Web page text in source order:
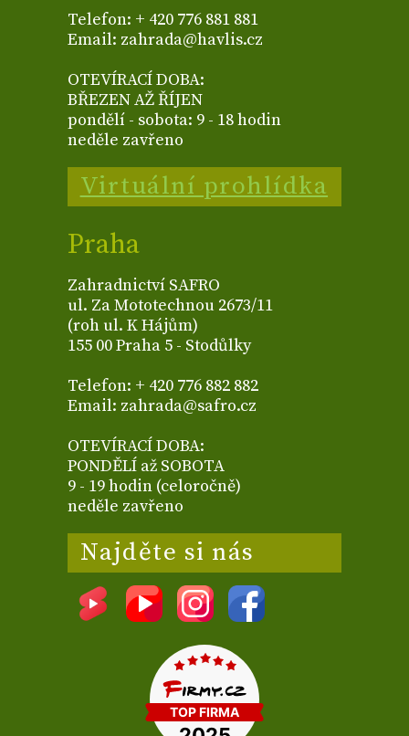
Telefon: + 420 776 881 881
Email: zahrada@havlis.cz
OTEVÍRACÍ DOBA:
BŘEZEN AŽ ŘÍJEN
pondělí - sobota: 9 - 18 hodin
neděle zavřeno
Virtuální prohlídka
Praha
Zahradnictví SAFRO
ul. Za Mototechnou 2673/11
(roh ul. K Hájům)
155 00 Praha 5 - Stodůlky
Telefon: + 420 776 882 882
Email: zahrada@safro.cz
OTEVÍRACÍ DOBA:
PONDĚLÍ až SOBOTA
9 - 19 hodin (celoročně)
neděle zavřeno
Najděte si nás